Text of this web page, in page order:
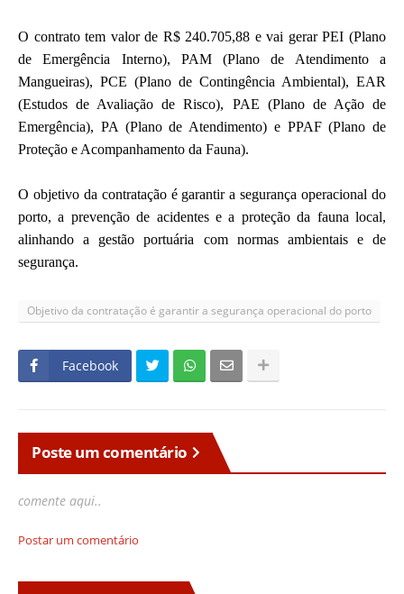
O contrato tem valor de R$ 240.705,88 e vai gerar PEI (Plano
de Emergência Interno), PAM (Plano de Atendimento a
Mangueiras), PCE (Plano de Contingência Ambiental), EAR
(Estudos de Avaliação de Risco), PAE (Plano de Ação de
Emergência), PA (Plano de Atendimento) e PPAF (Plano de
Proteção e Acompanhamento da Fauna).
O objetivo da contratação é garantir a segurança operacional do
porto, a prevenção de acidentes e a proteção da fauna local,
alinhando a gestão portuária com normas ambientais e de
segurança.
Objetivo da contratação é garantir a segurança operacional do porto
Facebook
Poste um comentário
comente aqui..
Postar um comentário